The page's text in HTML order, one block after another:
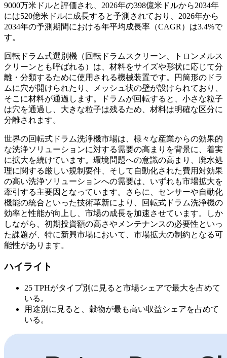
9000万米ドルと評価され、2026年の398億米ドルから2034年
には520億米ドルに成長すると予測されており、2026年から
2034年の予測期間における年平均成長率（CAGR）は3.4%で
す。
回転ドラム式選別機（回転ドラムスクリーン、トロンメルス
クリーンとも呼ばれる）は、材料をサイズや形状に応じて分
離・分類するために使用される機械装置です。円筒形のドラ
ムに穴が開けられたり、メッシュ状の壁が設けられており、
そこに材料が通過します。ドラムが回転すると、小さな粒子
は穴を通過し、大きな粒子は残るため、材料は明確な区分に
分離されます。
世界の回転式ドラム洗浄機市場は、様々な産業からの効果的
な洗浄ソリューションに対する需要の高まりを背景に、着実
に拡大を続けています。環境問題への意識の高まり、廃水処
理に関する厳しい規制要件、そして自動化された費用対効果
の高い洗浄ソリューションへの需要は、いずれも市場拡大を
牽引する主要因となっています。さらに、センサーや自動化
機能の統合といった技術革新により、回転式ドラム洗浄機の
効率と性能が向上し、市場の成長を加速させています。しか
しながら、初期投資額の高さやメンテナンスの必要性といっ
た課題が、特に新興市場において、市場拡大の制約となる可
能性があります。
ハイライト
25 TPHがタイプ別に見ると市場シェアで最大を占めて
いる。
用途別に見ると、穀物が最も高い収益シェアを占めて
いる。